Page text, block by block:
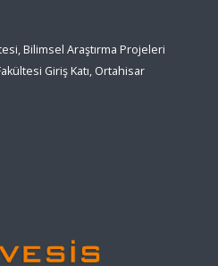
Bilimsel Araştırma Projeleri
Giriş Katı, Ortahisar